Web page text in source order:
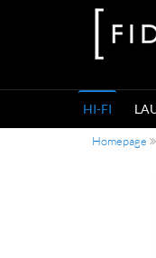
HI-FI
Homepage